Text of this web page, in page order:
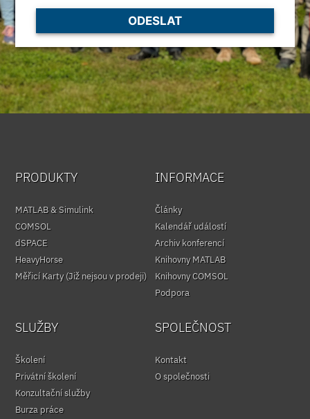
PRODUKTY
MATLAB & Simulink
COMSOL
dSPACE
HeavyHorse
Měřicí Karty (Již nejsou v prodeji)
INFORMACE
Články
Kalendář událostí
Archiv konferencí
Knihovny MATLAB
Knihovny COMSOL
Podpora
SLUŽBY
Školení
Privátní školení
Konzultační služby
Burza práce
SPOLEČNOST
Kontakt
O společnosti